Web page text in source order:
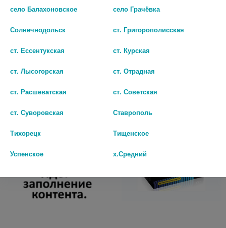
БРАВАДИН 7,5МГ. №28 ТАБ.
БРАВАДИН 7,5МГ. №28 ТАБ.
село Балахоновское село Грачёвка
Солнечнодольск ст. Григорополисская
ст. Ессентукская ст. Курская
ст. Лысогорская ст. Отрадная
ст. Расшеватская ст. Советская
ст. Суворовская Ставрополь
Тихорецк Тищенское
Успенское х.Средний